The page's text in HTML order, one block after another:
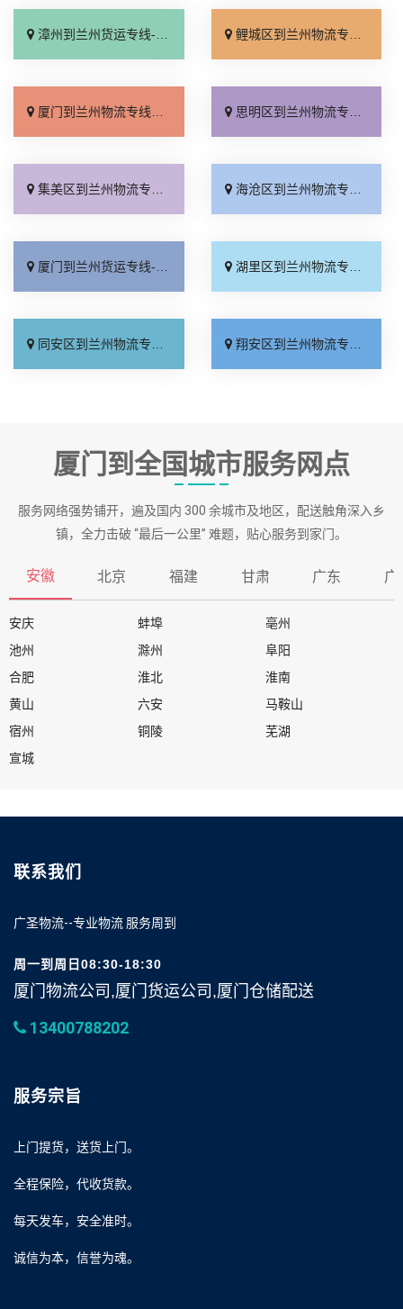
漳州到兰州货运专线-漳州到兰州物流公司_送货到门「托运省心」 鲤城区到兰州物流专线_运价查询「门到门接送」
厦门到兰州物流专线_快速响应「托运省心」 思明区到兰州物流专线_损坏理赔「送货到门」
集美区到兰州物流专线_服务周到「送货到门」 海沧区到兰州物流专线_运保时效「托运省心」
厦门到兰州货运专线-厦门到兰州物流公司_定点发车「快速响应」 湖里区到兰州物流专线_零担配货「托运放心」
同安区到兰州物流专线_价格透明「快速直达」 翔安区到兰州物流专线_服务周到「多久时间」
厦门到全国城市服务网点
服务网络强势铺开，遍及国内 300 余城市及地区，配送触角深入乡
镇，全力击破 “最后一公里” 难题，贴心服务到家门。
安徽 北京 福建 甘肃 广东 广
安庆 蚌埠
亳州
池州
滁州
阜阳
合肥
淮北
淮南
黄山
六安
马鞍山
宿州
铜陵
芜湖
宣城
联系我们
广圣物流--专业物流 服务周到
周一到周日08:30-18:30
厦门物流公司,厦门货运公司,厦门仓储配送
13400788202
服务宗旨
上门提货，送货上门。
全程保险，代收货款。
每天发车，安全准时。
诚信为本，信誉为魂。